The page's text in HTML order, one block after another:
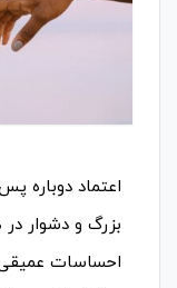
اعتماد دوباره
بزرگ و دشوار
احساسات عمیقی